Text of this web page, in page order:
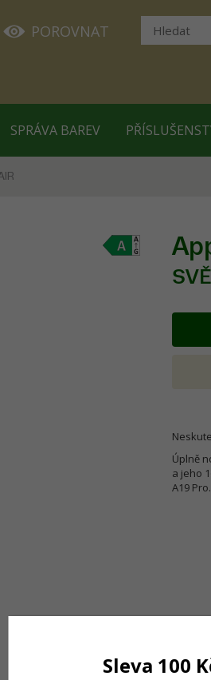
POROVNAT
SPRÁVA BAREV
Úplně
a jeho
A19
Sleva 100